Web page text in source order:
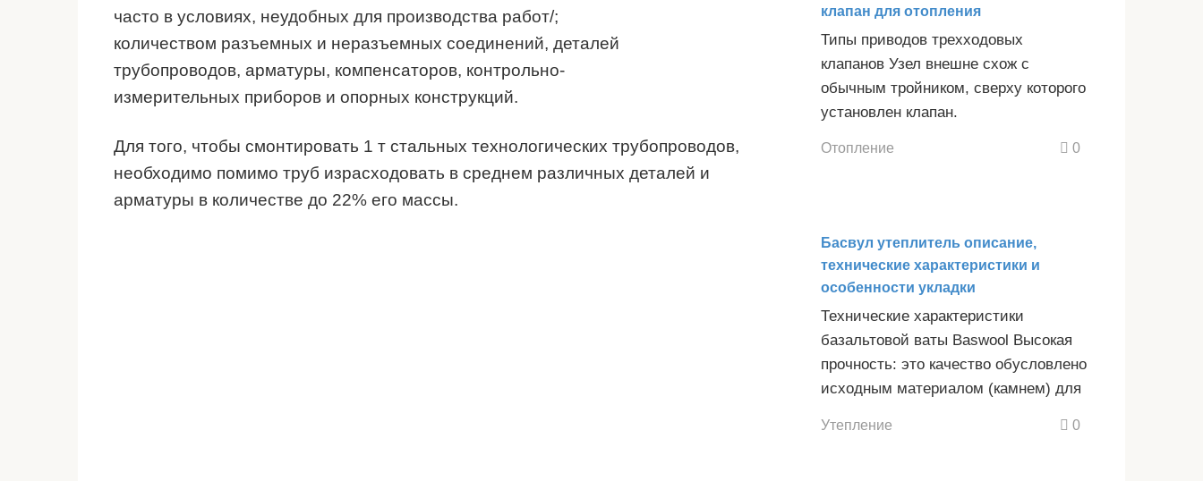
часто в условиях, неудобных для производства работ/;
количеством разъемных и неразъемных соединений, деталей
трубопроводов, арматуры, компенсаторов, контрольно-
измерительных приборов и опорных конструкций.
Для того, чтобы смонтировать 1 т стальных технологических трубопроводов,
необходимо помимо труб израсходовать в среднем различных деталей и
арматуры в количестве до 22% его массы.
клапан для отопления
Типы приводов трехходовых
клапанов Узел внешне схож с
обычным тройником, сверху которого
установлен клапан.
Отопление 0
Басвул утеплитель описание,
технические характеристики и
особенности укладки
Технические характеристики
базальтовой ваты Baswool Высокая
прочность: это качество обусловлено
исходным материалом (камнем) для
Утепление 0